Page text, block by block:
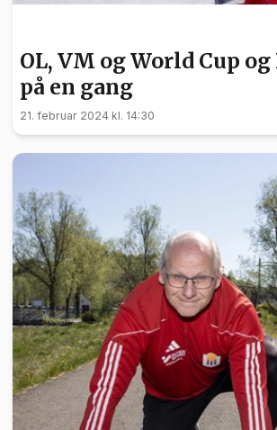
OL, VM og World Cup
på en gang
21. februar 2024 kl. 14:30